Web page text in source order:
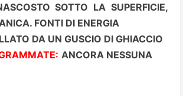
SOTTO LA SUPERFICIE,
FONTI DI ENERGIA
DA UN GUSCIO DI GHIACCIO
ANCORA NESSUNA